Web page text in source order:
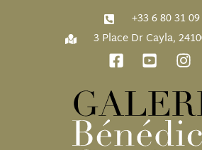
‭+33 6 80 31
3 Place Dr Cayla,